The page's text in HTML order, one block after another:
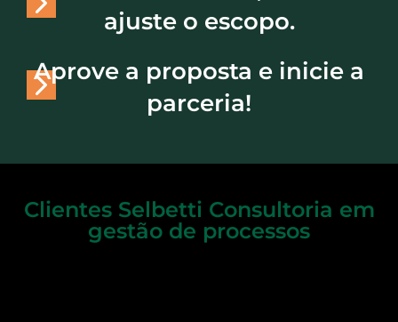
ajuste o escopo.
Aprove a proposta e inicie a
parceria!
Clientes Selbetti Consultoria em
gestão de processos